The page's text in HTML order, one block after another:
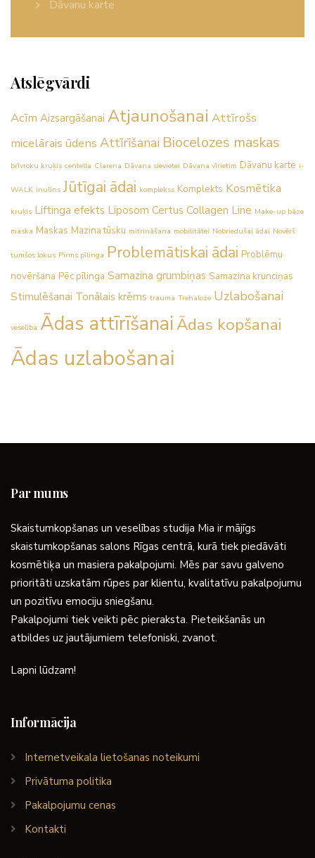
Dāvanu karte
Atslēgvārdi
Acīm Aizsargāšanai Atjaunošanai Attīrošs
micelārais ūdens Attīrīšanai Biocelozes maskas
brīvroku kruķis centella Clarena Dāvana sievietei Dāvana vīrietim Dāvanu karte i-
WALK inulīns Jūtīgai ādai komplekss Komplekts Kosmētika
kruķis Liftinga efekts Liposom Certus Collagen Line Make-up bāze
maska Maskas Mazina tūsku mitrināšana mobilitātei Nobriedušai ādai Novērš
tumšos lokus Pirms pīlinga Problemātiskai ādai Problēmu
novēršana Pēc pīlinga Samazina grumbiņas Samazina krunciņas
Stimulēšanai Tonālais krēms trauma Trehaloze Uzlabošanai
veselība Ādas attīrīšanaiĀdas kopšanai
Ādas uzlabošanai
Par mums
Skaistumkopšanas un veselības studija Mia ir mājīgs
skaistumkopšanas salons Rīgas centrā, kurā tiek piedāvāti
kosmētiķa un masiera pakalpojumi. Mēs par savu galveno
prioritāti uzskatām rūpes par klientu, kvalitatīvu pakalpojumu
un pozitīvu emociju sniegšanu.
Pakalpojumi tiek veikti pēc pieraksta. Pieteikšanās un
atbildes uz jautājumiem telefoniski, zvanot.
Lapni lūdzam!
Informācija
Internetveikala lietošanas noteikumi
Privātuma politika
Pakalpojumu cenas
Kontakti